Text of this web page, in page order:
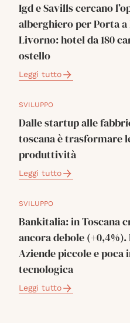
Igd e Savills cercano
alberghiero per Porta a
Livorno: hotel da 180
ostello
Leggi tutto
SVILUPPO
Dalle startup alle
toscana è trasformare
produttività
Leggi tutto
SVILUPPO
Bankitalia: in Toscana
ancora debole (+0,4%).
Aziende piccole e poca
tecnologica
Leggi tutto